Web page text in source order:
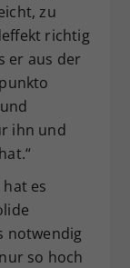
zu
richtig
er aus der
ihn und
es
notwendig
so hoch